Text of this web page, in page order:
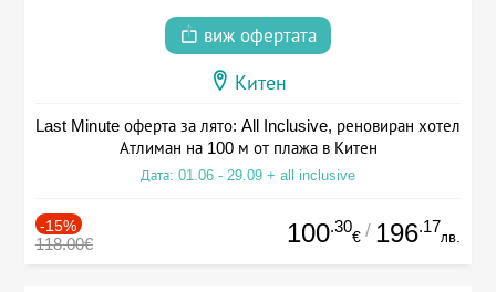
виж офертата
Китен
Last Minute оферта за лято: All Inclusive, реновиран хотел
Атлиман на 100 м от плажа в Китен
Дата: 01.06 - 29.09 + all inclusive
-15%
118.00€ 100.30
€ / 196.17
лв.